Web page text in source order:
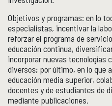
Objetivos y programas: en lo
especialistas, incentivar la
reforzar el programa de
educación continua,
incorporar nuevas tecnologías
diversos; por último, en lo que
educación media superior,
docentes y de estudiantes de
mediante publicaciones.